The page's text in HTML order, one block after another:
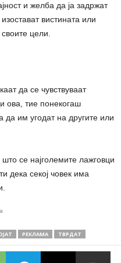
и желба да ја задржат
вистината или
цели.
да се чувствуваат
ова, тие понекогаш
да им угодат на другите или
се најголемите лажговци
дека секој човек има
РЕКЛАМА ТВРДАТ